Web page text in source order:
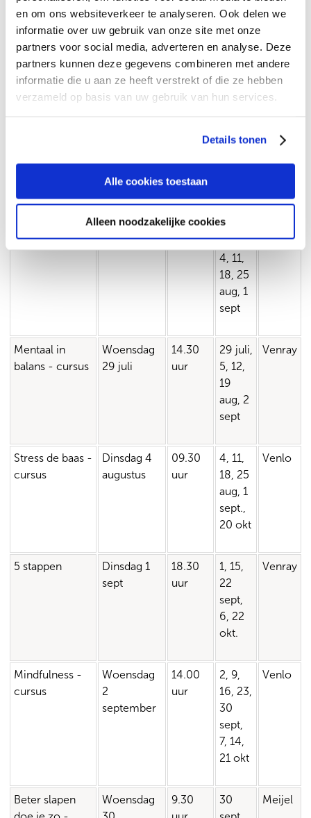
en om ons websiteverkeer te analyseren. Ook delen we
informatie over uw gebruik van onze site met onze
partners voor social media, adverteren en analyse. Deze
partners kunnen deze gegevens combineren met andere
informatie die u aan ze heeft verstrekt of die ze hebben
verzameld op basis van uw gebruik van hun services.
Details tonen
Alle cookies toestaan
Alleen noodzakelijke cookies
preventiewerkers campagnes die perfect
passen bij Noord- en Midden-Limburg —
of ze geven landelijke NIX18-campagnes
een frisse, regionale twist.
Activiteit Startdatum Tijdstip Data Plaats
cursus
Dinsdag 14
juli
14.00
uur
14, 21,
28 juli,
4, 11,
18, 25
aug, 1
sept
Mentaal in
balans - cursus
Woensdag
29 juli
14.30
uur
29 juli,
5, 12,
19
aug, 2
sept
Venray
Stress de baas -
cursus
Dinsdag 4
augustus
09.30
uur
4, 11,
18, 25
aug, 1
sept.,
20 okt
Venlo
5 stappen
Dinsdag 1
sept
18.30
uur
1, 15,
22
sept,
6, 22
okt.
Venray
Mindfulness -
cursus
Woensdag
2
september
14.00
uur
2, 9,
16, 23,
30
sept,
7, 14,
21 okt
Venlo
Beter slapen
Woensdag
9.30
30
Meijel